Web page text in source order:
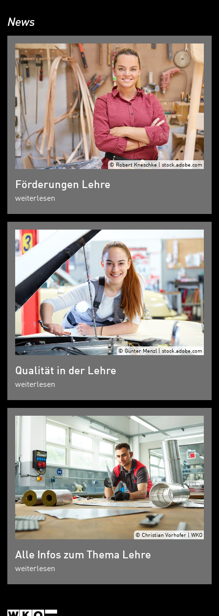
News
© Robert Kneschke | stock.adobe.com
Förderungen Lehre
weiterlesen
© Günter Menzl | stock.adobe.com
Qualität in der Lehre
weiterlesen
© Christian Vorhofer | WKO
Alle Infos zum Thema Lehre
weiterlesen